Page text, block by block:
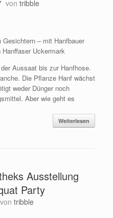
von tribble
– mit Hanfbauer
Uckermark
Aussaat bis zur Hanfhose.
Die Pflanze Hanf wächst
weder Dünger noch
Aber wie geht es
Weiterlesen
Ausstellung
Party
von tribble